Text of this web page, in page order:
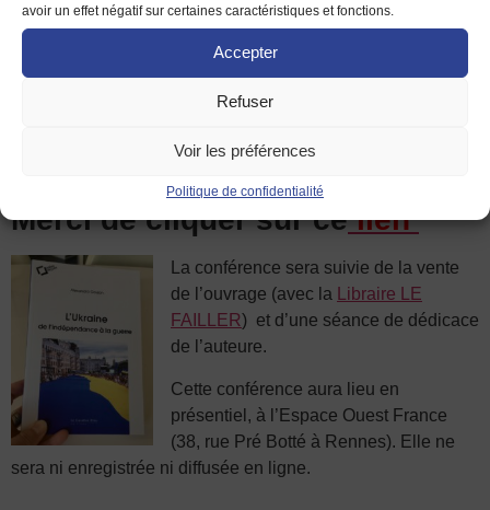
avoir un effet négatif sur certaines caractéristiques et fonctions.
Accepter
Refuser
Voir les préférences
Politique de confidentialité
Mardi 14 juin 2022
À 18h00 à l’Espace Ouest-
France (38, rue du Pré Botté à
INSCRIPTION SOUHAITABLE :
Merci de cliquer sur celien
La conférence sera suivie de la vente
de l’ouvrage (avec la
Libraire LE
FAILLER) et d’une séance de dédicace
de l’auteure.
Cette conférence aura lieu en
présentiel, à l’Espace Ouest France
(38, rue Pré Botté à Rennes). Elle ne
sera ni enregistrée ni diffusée en ligne.